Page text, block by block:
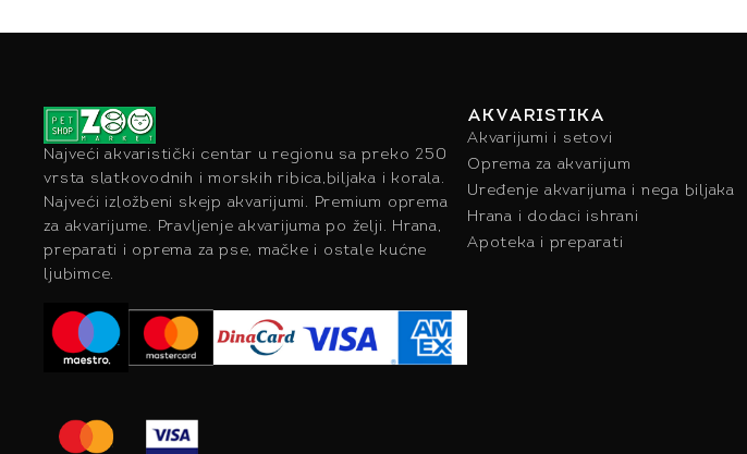
Najveći akvaristički centar u regionu sa preko 250
vrsta slatkovodnih i morskih ribica,biljaka i korala.
Najveći izložbeni skejp akvarijumi. Premium oprema
za akvarijume. Pravljenje akvarijuma po želji. Hrana,
preparati i oprema za pse, mačke i ostale kućne
ljubimce.
AKVARISTIKA
Akvarijumi i setovi
Oprema za akvarijum
Uređenje akvarijuma i nega biljaka
Hrana i dodaci ishrani
Apoteka i preparati